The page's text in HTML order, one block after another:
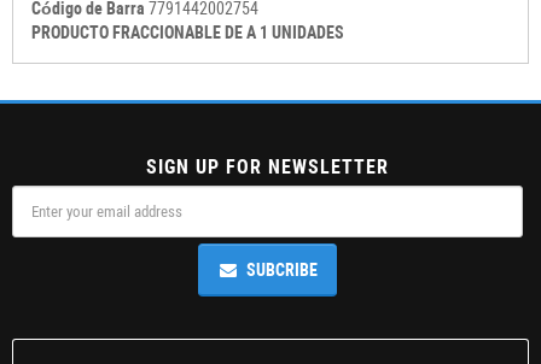
Código de Barra 7791442002754
PRODUCTO FRACCIONABLE DE A 1 UNIDADES
SIGN UP FOR NEWSLETTER
SUBCRIBE